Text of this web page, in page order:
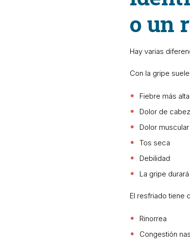
o un
Hay varias
Con la gripe
Fiebre más alta
Dolor de
Dolor
Tos seca
Debilidad
La gripe
El resfriado tiene
Rinorrea
Congestión